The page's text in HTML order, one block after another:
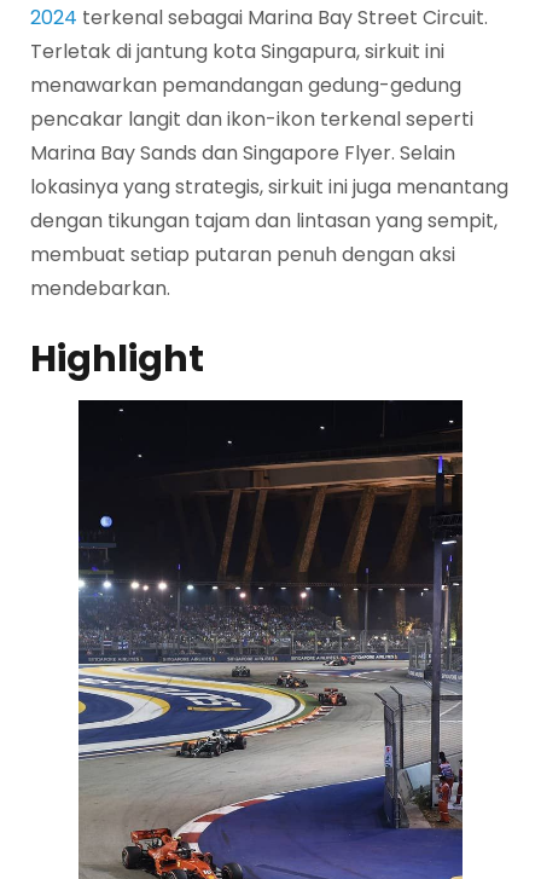
2024 terkenal sebagai Marina Bay Street Circuit.
Terletak di jantung kota Singapura, sirkuit ini
menawarkan pemandangan gedung-gedung
pencakar langit dan ikon-ikon terkenal seperti
Marina Bay Sands dan Singapore Flyer. Selain
lokasinya yang strategis, sirkuit ini juga menantang
dengan tikungan tajam dan lintasan yang sempit,
membuat setiap putaran penuh dengan aksi
mendebarkan.
Highlight